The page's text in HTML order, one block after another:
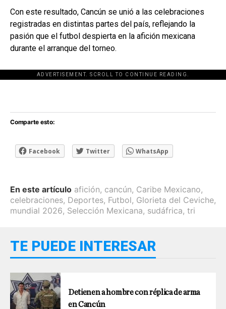
Con este resultado, Cancún se unió a las celebraciones
registradas en distintas partes del país, reflejando la
pasión que el futbol despierta en la afición mexicana
durante el arranque del torneo.
ADVERTISEMENT. SCROLL TO CONTINUE READING.
[adsforwp id="243463"]
Comparte esto:
Facebook Twitter WhatsApp
En este artículo afición, cancún, Caribe Mexicano,
celebraciones, Deportes, Futbol, Glorieta del Ceviche,
mundial 2026, Selección Mexicana, sudáfrica, tri
TE PUEDE INTERESAR
Detienen a hombre con réplica de arma
en Cancún